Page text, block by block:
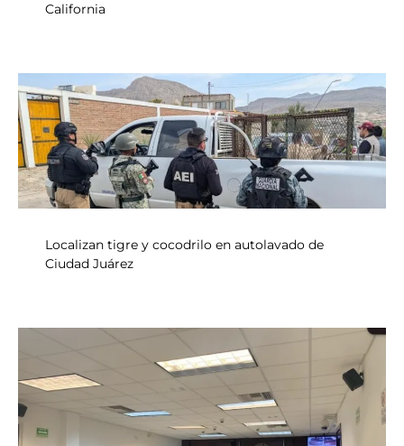
California
Localizan tigre y cocodrilo en autolavado de
Ciudad Juárez